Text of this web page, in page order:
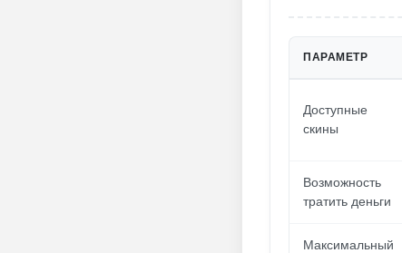
ПАРАМЕТР
Доступные
скины
Возможность
тратить деньги
Максимальный